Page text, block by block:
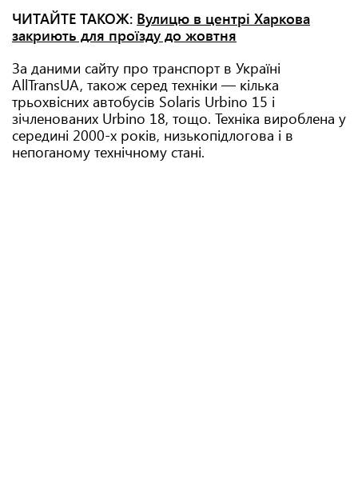
ЧИТАЙТЕ ТАКОЖ: Вулицю в центрі Харкова
закриють для проїзду до жовтня
За даними сайту про транспорт в Україні
AllTransUA, також серед техніки — кілька
трьохвісних автобусів Solaris Urbino 15 і
зічленованих Urbino 18, тощо. Техніка вироблена у
середині 2000-х років, низькопідлогова і в
непоганому технічному стані.